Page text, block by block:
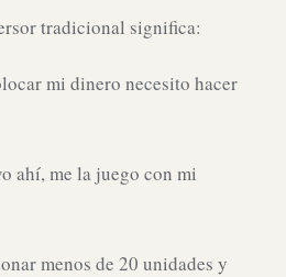
tradicional significa:
mi dinero necesito hacer
ahí, me la juego con mi
menos de 20 unidades y